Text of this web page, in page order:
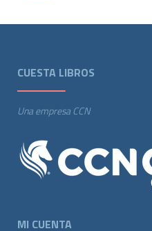
CUESTA LIBROS
Una empresa CCN
MI CUENTA